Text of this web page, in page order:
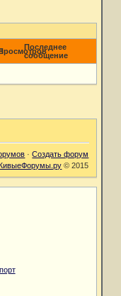
Последнее
сообщение
·Создать форум
© 2015